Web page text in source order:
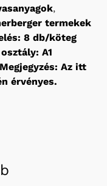
,
termekek
8 db/köteg
A1
Az itt
érvényes.